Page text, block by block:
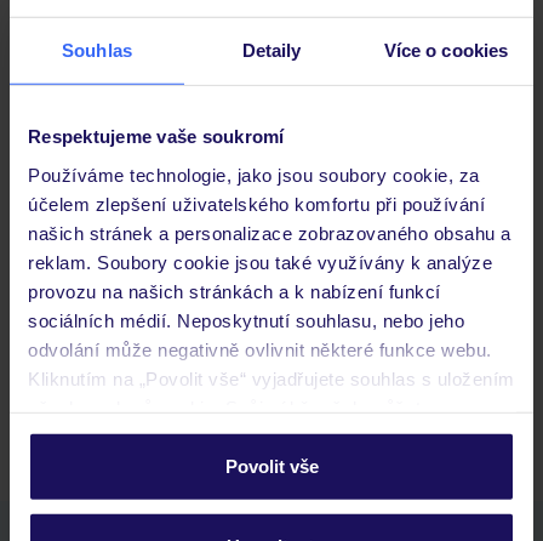
Souhlas Detaily Více o cookies
Respektujeme vaše soukromí
Používáme technologie, jako jsou soubory cookie, za
účelem zlepšení uživatelského komfortu při používání
našich stránek a personalizace zobrazovaného obsahu a
reklam. Soubory cookie jsou také využívány k analýze
provozu na našich stránkách a k nabízení funkcí
sociálních médií. Neposkytnutí souhlasu, nebo jeho
odvolání může negativně ovlivnit některé funkce webu.
Kliknutím na „Povolit vše“ vyjadřujete souhlas s uložením
personalizovat v sekci „Personalizace“.
Podrobné informace o souborech cookie naleznete v
Povolit vše
Stravování
Důležité informace
Často kladené otázky
Jaké doklady jsou potřebné při cestování?
Budeme ubytováni ihned po příjezdu do hotelu?
Kam jít po přistání a vyzvednutí zavazadel?
Zobrazit další